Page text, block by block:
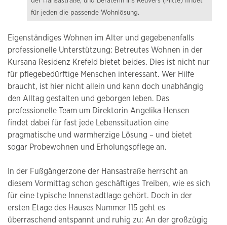
für jeden die passende Wohnlösung.
Eigenständiges Wohnen im Alter und gegebenenfalls
professionelle Unterstützung: Betreutes Wohnen in der
Kursana Residenz Krefeld bietet beides. Dies ist nicht nur
für pflegebedürftige Menschen interessant. Wer Hilfe
braucht, ist hier nicht allein und kann doch unabhängig
den Alltag gestalten und geborgen leben. Das
professionelle Team um Direktorin Angelika Hensen
findet dabei für fast jede Lebenssituation eine
pragmatische und warmherzige Lösung – und bietet
sogar Probewohnen und Erholungspflege an.
In der Fußgängerzone der Hansastraße herrscht an
diesem Vormittag schon geschäftiges Treiben, wie es sich
für eine typische Innenstadtlage gehört. Doch in der
ersten Etage des Hauses Nummer 115 geht es
überraschend entspannt und ruhig zu: An der großzügig